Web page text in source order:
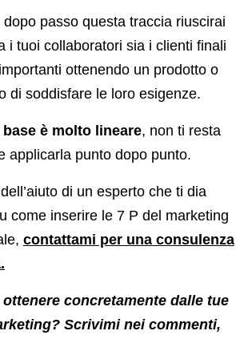
passo questa traccia riuscirai
i tuoi collaboratori sia i clienti finali
ottenendo un prodotto o
di soddisfare le loro esigenze.
è molto lineare, non ti resta
applicarla punto dopo punto.
di un esperto che ti dia
come inserire le 7 P del marketing
contattami per una consulenza
concretamente dalle tue
Scrivimi nei commenti,